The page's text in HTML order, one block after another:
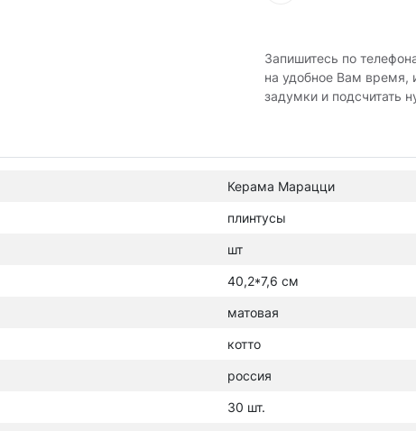
Запишитесь по
на удобное Вам время,
задумки и подсчитать
Керама Марацци
плинтусы
шт
40,2*7,6 см
матовая
котто
россия
30 шт.